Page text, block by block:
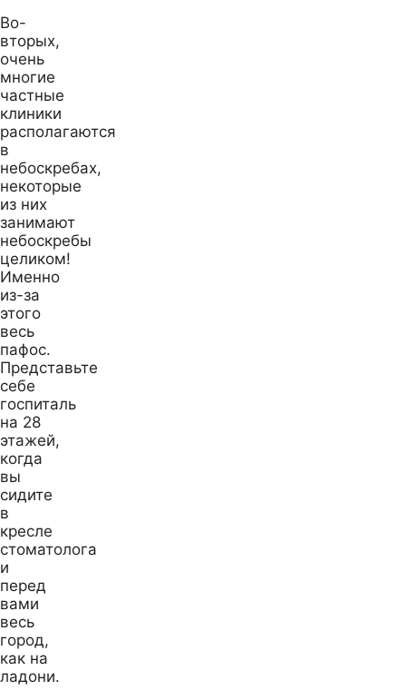
Во-
вторых,
очень
многие
частные
клиники
располагаются
в
небоскребах,
некоторые
из них
занимают
небоскребы
целиком!
Именно
из-за
этого
весь
пафос.
Представьте
себе
госпиталь
на 28
этажей,
когда
вы
сидите
в
кресле
стоматолога
и
перед
вами
весь
город,
как на
ладони.